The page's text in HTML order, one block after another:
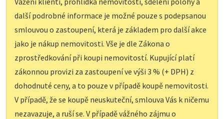
další podrobné informace je možné pouze s podepsanou
smlouvou o zastoupení, která je základem pro další akce
jako je nákup nemovitosti. Vše je dle Zákona o
zprostředkování při koupi nemovitostí. Kupující platí
zákonnou provizi za zastoupení ve výši 3 % (+ DPH) z
dohodnuté ceny, a to pouze v případě koupě nemovitosti.
V případě, že se koupě neuskuteční, smlouva Vás k ničemu
nezavazuje, a ruší se. V případě vážného zájmu o